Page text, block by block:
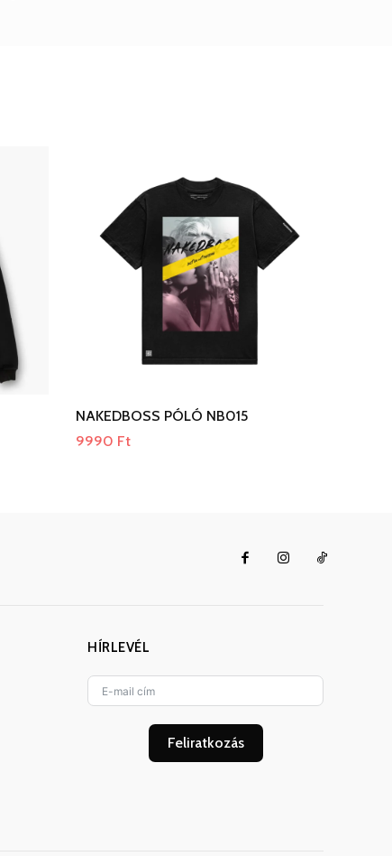
NAKEDBOSS PÓLÓ NB015
9990 Ft
HÍRLEVÉL
Feliratkozás